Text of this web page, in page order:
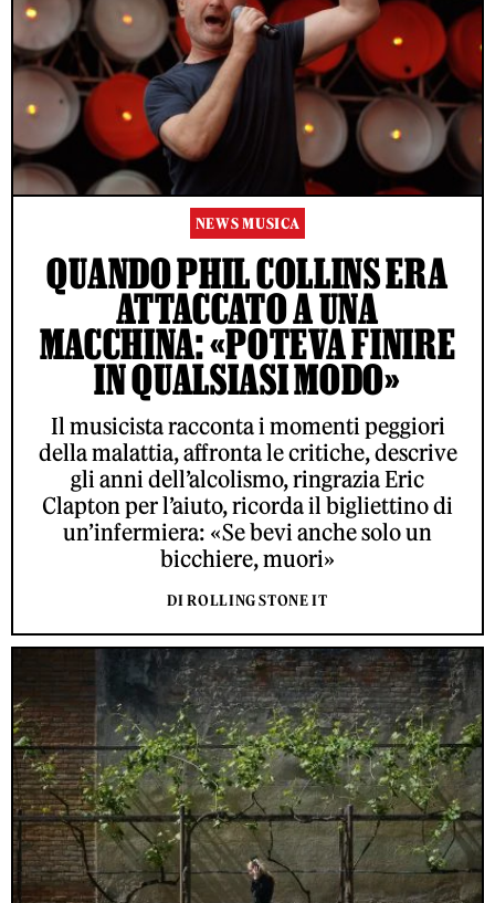
NEWS MUSICA
QUANDO PHIL COLLINS ERA
ATTACCATO A UNA
MACCHINA: «POTEVA FINIRE
IN QUALSIASI MODO»
Il musicista racconta i momenti peggiori
della malattia, affronta le critiche, descrive
gli anni dell’alcolismo, ringrazia Eric
Clapton per l’aiuto, ricorda il bigliettino di
un’infermiera: «Se bevi anche solo un
bicchiere, muori»
DI ROLLING STONE IT